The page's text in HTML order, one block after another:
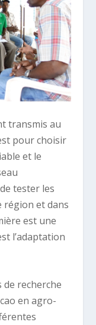
transmis au
pour choisir
et le
tester les
région et dans
est une
l’adaptation
de recherche
en agro-